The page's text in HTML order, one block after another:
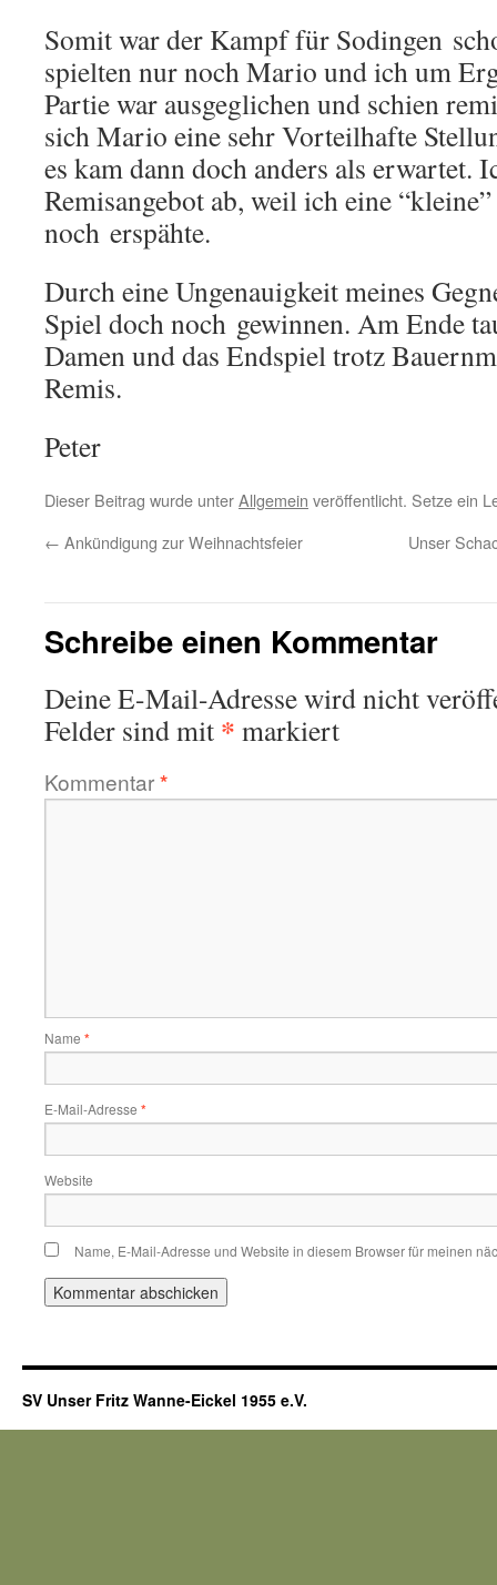
Somit war der Kampf für Sodingen
spielten nur noch Mario und ich um
Partie war ausgeglichen und schien
sich Mario eine sehr Vorteilhafte
es kam dann doch anders als erwartet.
Remisangebot ab, weil ich eine
noch erspähte.
Durch eine Ungenauigkeit meines
Spiel doch noch gewinnen. Am Ende
Damen und das Endspiel trotz
Remis.
Peter
Dieser Beitrag wurde unterAllgemein veröffentlicht. Setze ein
← Ankündigung zur Weihnachtsfeier Unser
Schreibe einen Kommentar
Deine E-Mail-Adresse wird nicht
Felder sind mit * markiert
Kommentar*
Name *
E-Mail-Adresse *
Website
Name, E-Mail-Adresse und Website in diesem Browser für meinen
SV Unser Fritz Wanne-Eickel 1955 e.V.